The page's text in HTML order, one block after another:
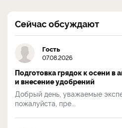
Сейчас обсуждают
Гость
07.08.2026
Подготовка грядок к осени в
и внесение удобрений
Добрый день, уважаемые
пожалуйста, пре...